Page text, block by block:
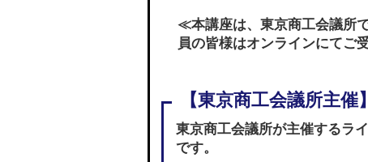
≪本講座は、東京商工会議所
員の皆様はオンラインにてご
東京商工会議所が主催するラ
です。